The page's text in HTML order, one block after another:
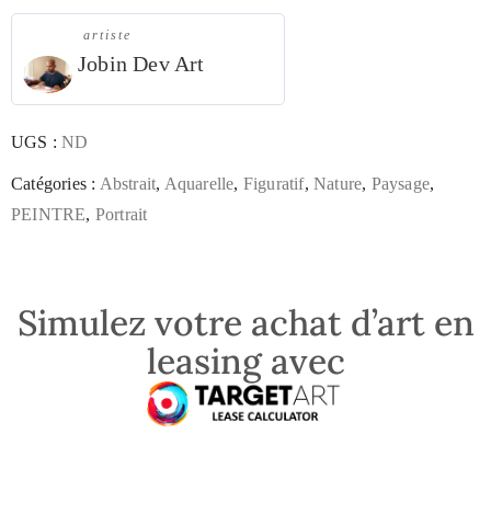
artiste
Jobin Dev Art
UGS :ND
Catégories : Abstrait, Aquarelle, Figuratif,Nature, Paysage,
PEINTRE, Portrait
Simulez votre achat d’art en
leasing avec